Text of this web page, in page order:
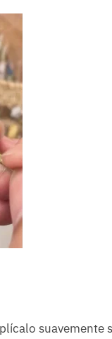
suavemente